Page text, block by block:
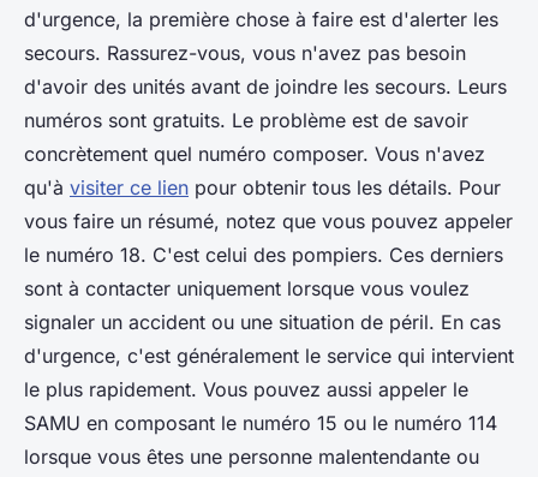
d'urgence, la première chose à faire est d'alerter les
secours. Rassurez-vous, vous n'avez pas besoin
d'avoir des unités avant de joindre les secours. Leurs
numéros sont gratuits. Le problème est de savoir
concrètement quel numéro composer. Vous n'avez
qu'à visiter ce lien pour obtenir tous les détails. Pour
vous faire un résumé, notez que vous pouvez appeler
le numéro 18. C'est celui des pompiers. Ces derniers
sont à contacter uniquement lorsque vous voulez
signaler un accident ou une situation de péril. En cas
d'urgence, c'est généralement le service qui intervient
le plus rapidement. Vous pouvez aussi appeler le
SAMU en composant le numéro 15 ou le numéro 114
lorsque vous êtes une personne malentendante ou